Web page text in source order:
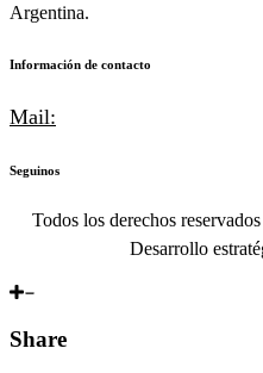
Argentina.
Información de contacto
Mail:
Seguinos
Todos los derechos
Desarrollo
Share